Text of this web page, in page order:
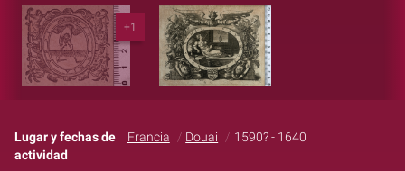
+1
Lugar y fechas de
actividad
Francia Douai 1590? - 1640